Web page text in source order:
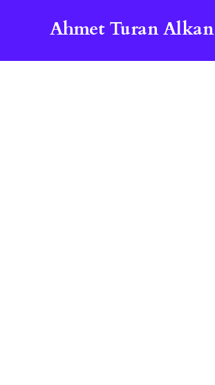
Ahmet Turan Alkan